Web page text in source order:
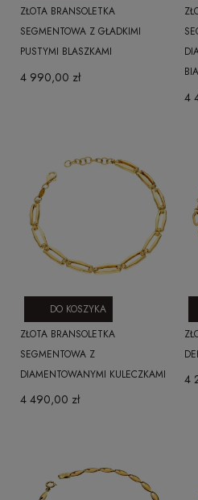
ZŁOTA BRANSOLETKA
SEGMENTOWA Z GŁADKIMI
PUSTYMI BLASZKAMI
4 990,00 zł
4
ZŁOTA BRANSOLETKA
SEGMENTOWA Z
DIAMENTOWANYMI KULECZKAMI
4 490,00 zł
DO KOSZYKA
4